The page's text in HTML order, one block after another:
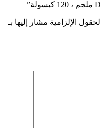
الحقول الإلزامية مشار إليها بـ